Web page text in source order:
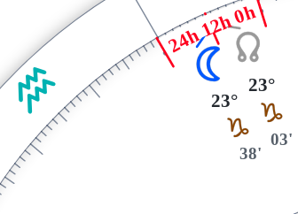
K
Y
23°
J
03'
N
23°
J
38'
24h 12h 0h